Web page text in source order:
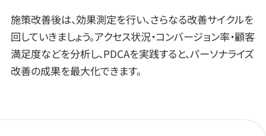
施策改善後は、効果測定を行い、さらなる改善サイクルを
回していきましょう。アクセス状況・コンバージョン率・顧客
満足度などを分析し、PDCAを実践すると、パーソナライズ
改善の成果を最大化できます。